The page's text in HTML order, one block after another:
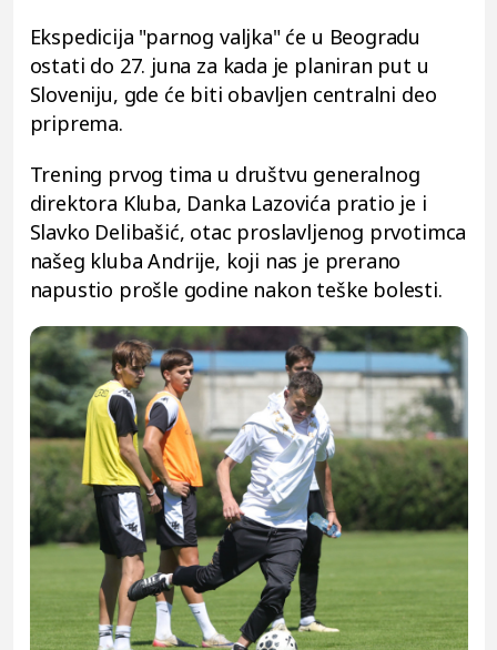
Ekspedicija "parnog valjka" će u Beogradu
ostati do 27. juna za kada je planiran put u
Sloveniju, gde će biti obavljen centralni deo
priprema.
Trening prvog tima u društvu generalnog
direktora Kluba, Danka Lazovića pratio je i
Slavko Delibašić, otac proslavljenog prvotimca
našeg kluba Andrije, koji nas je prerano
napustio prošle godine nakon teške bolesti.